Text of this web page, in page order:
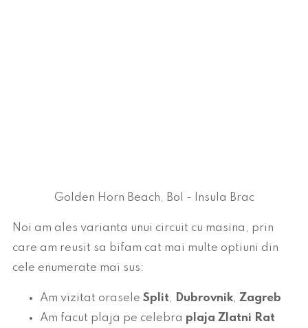
Golden Horn Beach, Bol - Insula Brac
Noi am ales varianta unui circuit cu masina, prin
care am reusit sa bifam cat mai multe optiuni din
cele enumerate mai sus:
Am vizitat orasele Split, Dubrovnik, Zagreb
Am facut plaja pe celebra plaja Zlatni Rat